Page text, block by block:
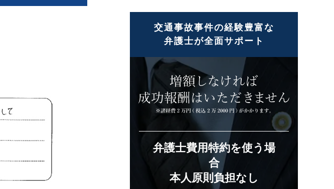
交通事故事件の経験豊富な
弁護士が全面サポート
弁護士費用特約を使う場
合
本人原則負担なし